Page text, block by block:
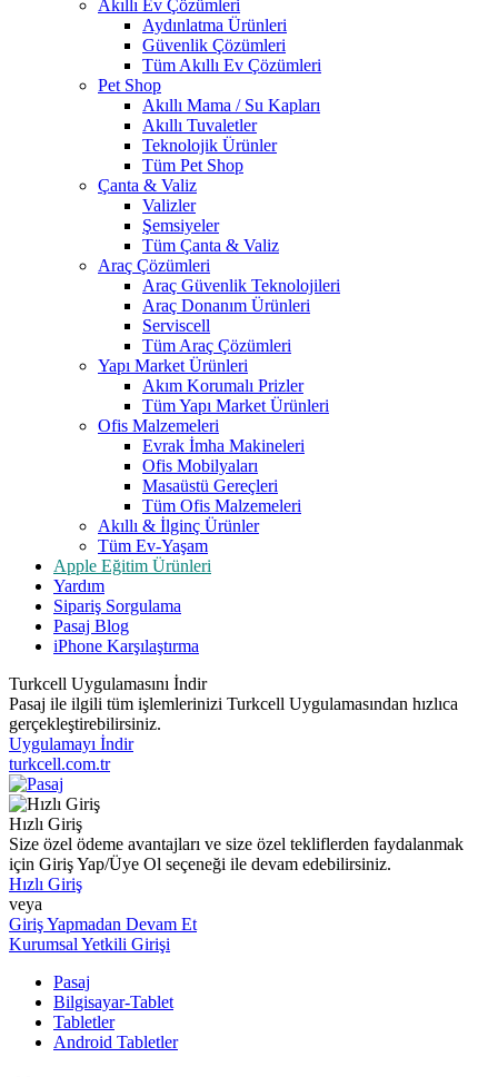
Akıllı Ev Çözümleri
Aydınlatma Ürünleri
Güvenlik Çözümleri
Tüm Akıllı Ev Çözümleri
Pet Shop
Akıllı Mama / Su Kapları
Akıllı Tuvaletler
Teknolojik Ürünler
Tüm Pet Shop
Çanta & Valiz
Valizler
Şemsiyeler
Tüm Çanta & Valiz
Araç Çözümleri
Araç Güvenlik Teknolojileri
Araç Donanım Ürünleri
Serviscell
Tüm Araç Çözümleri
Yapı Market Ürünleri
Akım Korumalı Prizler
Tüm Yapı Market Ürünleri
Ofis Malzemeleri
Evrak İmha Makineleri
Ofis Mobilyaları
Masaüstü Gereçleri
Tüm Ofis Malzemeleri
Akıllı & İlginç Ürünler
Tüm Ev-Yaşam
Apple Eğitim Ürünleri
Yardım
Sipariş Sorgulama
Pasaj Blog
iPhone Karşılaştırma
Turkcell Uygulamasını İndir
Pasaj ile ilgili tüm işlemlerinizi Turkcell Uygulamasından hızlıca
gerçekleştirebilirsiniz.
Uygulamayı İndir
turkcell.com.tr
Hızlı Giriş
Size özel ödeme avantajları ve size özel tekliflerden faydalanmak
için Giriş Yap/Üye Ol seçeneği ile devam edebilirsiniz.
Hızlı Giriş
veya
Giriş Yapmadan Devam Et
Kurumsal Yetkili Girişi
Pasaj
Bilgisayar-Tablet
Tabletler
Android Tabletler